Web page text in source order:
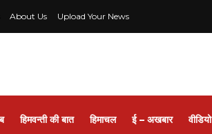
About Us Upload Your News
हिमवन्ती की बात हिमाचल ई – अखबार वीडियो